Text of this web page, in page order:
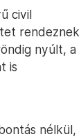
civil
rendeznek
nyúlt, a
is
nélkül,